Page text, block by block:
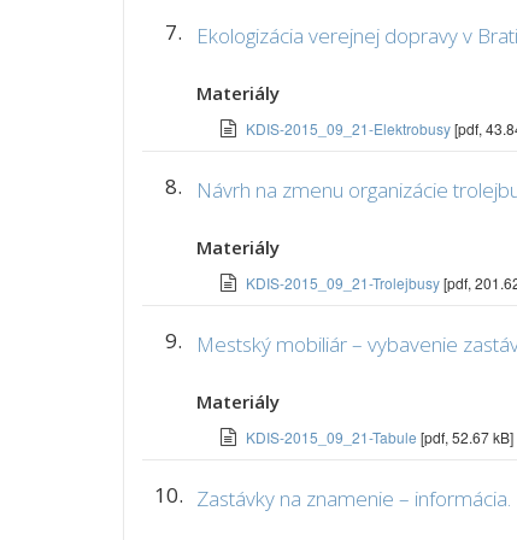
7. Ekologizácia verejnej dopravy v
Materiály
KDIS-2015_09_21-Elektrobusy[pdf,
8. Návrh na zmenu organizácie
Materiály
KDIS-2015_09_21-Trolejbusy[pdf,
9. Mestský mobiliár – vybavenie
Materiály
KDIS-2015_09_21-Tabule [pdf, 52.67 kB]
10. Zastávky na znamenie – informácia.